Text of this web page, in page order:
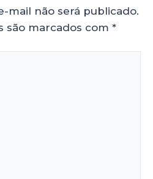
mail não será publicado.
são marcados com *